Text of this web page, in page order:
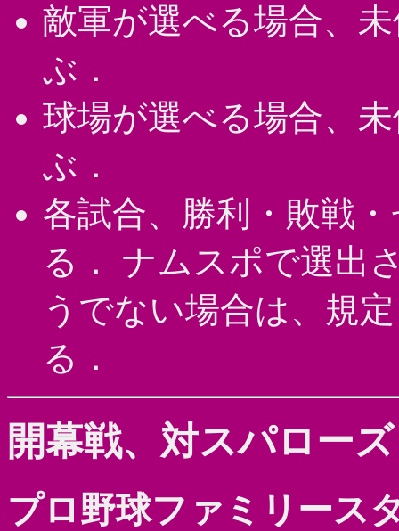
敵軍が選べる場合、
ぶ．
球場が選べる場合、
ぶ．
各試合、勝利・敗戦
る． ナムスポで選出
うでない場合は、規
る．
開幕戦、対スパロー
プロ野球ファミリース